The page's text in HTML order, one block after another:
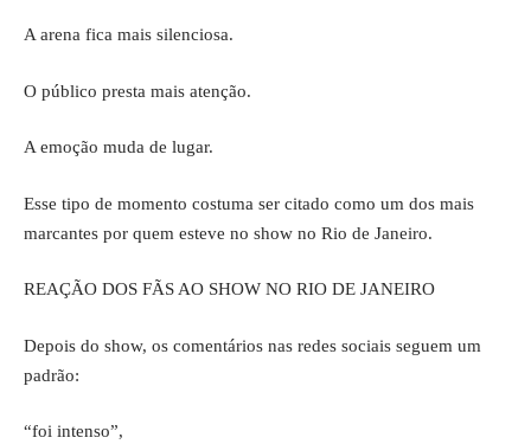
A arena fica mais silenciosa.
O público presta mais atenção.
A emoção muda de lugar.
Esse tipo de momento costuma ser citado como um dos mais
marcantes por quem esteve no show no Rio de Janeiro.
REAÇÃO DOS FÃS AO SHOW NO RIO DE JANEIRO
Depois do show, os comentários nas redes sociais seguem um
padrão:
“foi intenso”,